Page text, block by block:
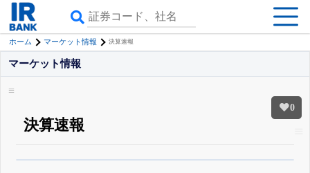
ホーム マーケット情報 決算速報
0
マーケット情報
決算速報